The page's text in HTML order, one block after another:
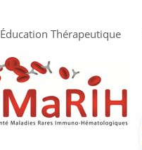
Éducation Thérapeutique